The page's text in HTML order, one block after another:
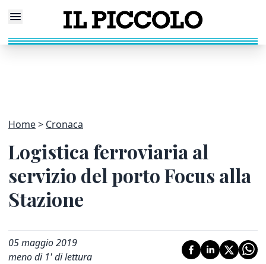
Home Cronaca
Logistica ferroviaria al
servizio del porto Focus alla
Stazione
05 maggio 2019
meno di 1' di lettura